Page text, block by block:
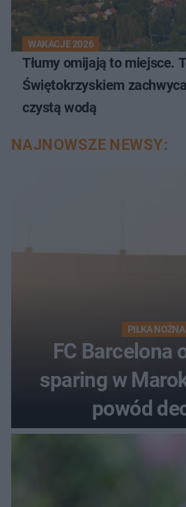
WAKACJE 2026
Tłumy omijają to miejsce.
Świętokrzyskiem
czystą wodą
NAJNOWSZE NEWSY:
PIŁKA NOŻNA
FC Barcelona
sparing w
powód